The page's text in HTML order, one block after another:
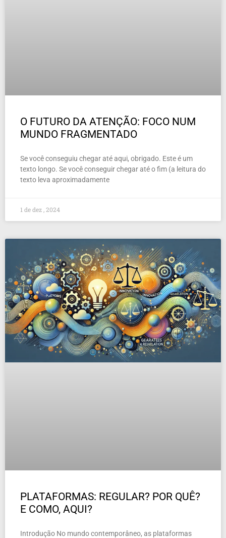
O FUTURO DA ATENÇÃO: FOCO NUM
MUNDO FRAGMENTADO
Se você conseguiu chegar até aqui, obrigado. Este é um
texto longo. Se você conseguir chegar até o fim (a leitura do
texto leva aproximadamente
1 de dez , 2024
PLATAFORMAS: REGULAR? POR QUÊ?
E COMO, AQUI?
Introdução No mundo contemporâneo, as plataformas